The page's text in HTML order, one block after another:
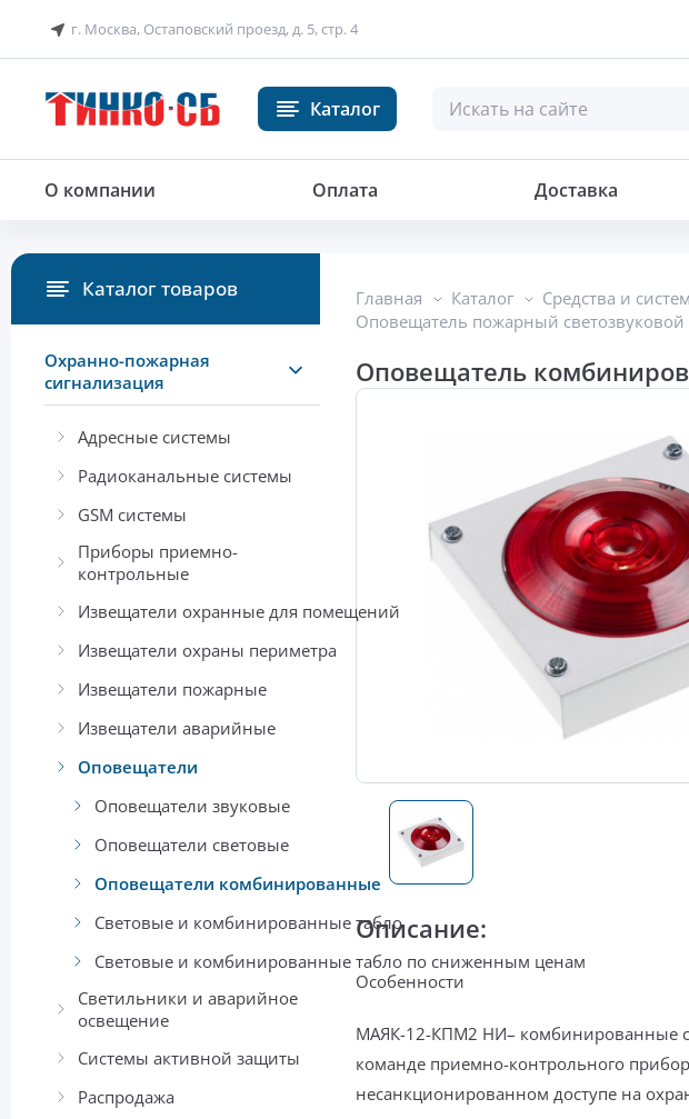
г. Москва, Остаповский проезд, д. 5, стр. 4
Каталог
О компании Оплата Доставка
Главная Каталог Средства и
Оповещатель пожарный
Оповещатель
Описание:
Особенности
МАЯК-12-КПМ2 НИ– комбинированные
команде приемно-контрольного
несанкционированном доступе на
Каталог товаров
Охранно-пожарная
сигнализация
Адресные системы
Радиоканальные системы
GSM системы
Приборы приемно-
контрольные
Извещатели охранные для помещений
Извещатели охраны периметра
Извещатели пожарные
Извещатели аварийные
Оповещатели
Оповещатели звуковые
Оповещатели световые
Оповещатели комбинированные
Световые и комбинированные табло
Световые и комбинированные табло по сниженным ценам
Светильники и аварийное
освещение
Системы активной защиты
Распродажа